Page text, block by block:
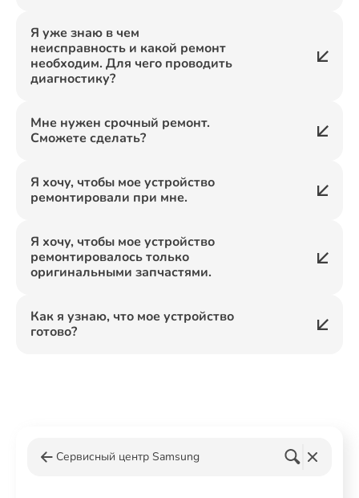
Я уже знаю в чем
неисправность и какой ремонт
необходим. Для чего проводить
диагностику?
Мне нужен срочный ремонт.
Сможете сделать?
Я хочу, чтобы мое устройство
ремонтировали при мне.
Я хочу, чтобы мое устройство
ремонтировалось только
оригинальными запчастями.
Как я узнаю, что мое устройство
готово?
Сервисный центр Samsung